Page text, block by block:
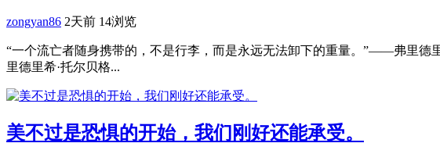
zongyan86 2天前 14浏览
“一个流亡者随身携带的，不是行李，而是永远无法卸下的重量。”——弗里
里德里希·托尔贝格...
美不过是恐惧的开始，我们刚好还能承受。